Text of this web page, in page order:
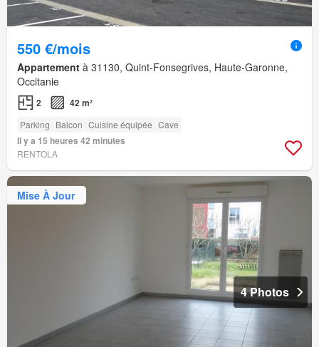
550 €/mois
Appartement à 31130, Quint-Fonsegrives, Haute-Garonne,
Occitanie
2 42 m²
Parking Balcon Cuisine équipée Cave
Il y a 15 heures 42 minutes
RENTOLA
Mise À Jour
4 Photos